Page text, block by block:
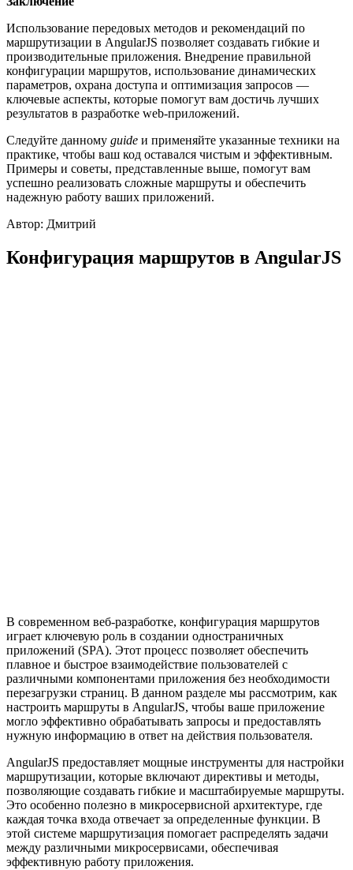
Использование передовых методов и рекомендаций по
маршрутизации в AngularJS позволяет создавать гибкие и
производительные приложения. Внедрение правильной
конфигурации маршрутов, использование динамических
параметров, охрана доступа и оптимизация запросов —
ключевые аспекты, которые помогут вам достичь лучших
результатов в разработке web-приложений.
Следуйте данному guide и применяйте указанные техники на
практике, чтобы ваш код оставался чистым и эффективным.
Примеры и советы, представленные выше, помогут вам
успешно реализовать сложные маршруты и обеспечить
надежную работу ваших приложений.
Автор: Дмитрий
Конфигурация маршрутов в AngularJS
В современном веб-разработке, конфигурация маршрутов
играет ключевую роль в создании одностраничных
приложений (SPA). Этот процесс позволяет обеспечить
плавное и быстрое взаимодействие пользователей с
различными компонентами приложения без необходимости
перезагрузки страниц. В данном разделе мы рассмотрим, как
настроить маршруты в AngularJS, чтобы ваше приложение
могло эффективно обрабатывать запросы и предоставлять
нужную информацию в ответ на действия пользователя.
AngularJS предоставляет мощные инструменты для настройки
маршрутизации, которые включают директивы и методы,
позволяющие создавать гибкие и масштабируемые маршруты.
Это особенно полезно в микросервисной архитектуре, где
каждая точка входа отвечает за определенные функции. В
этой системе маршрутизация помогает распределять задачи
между различными микросервисами, обеспечивая
эффективную работу приложения.